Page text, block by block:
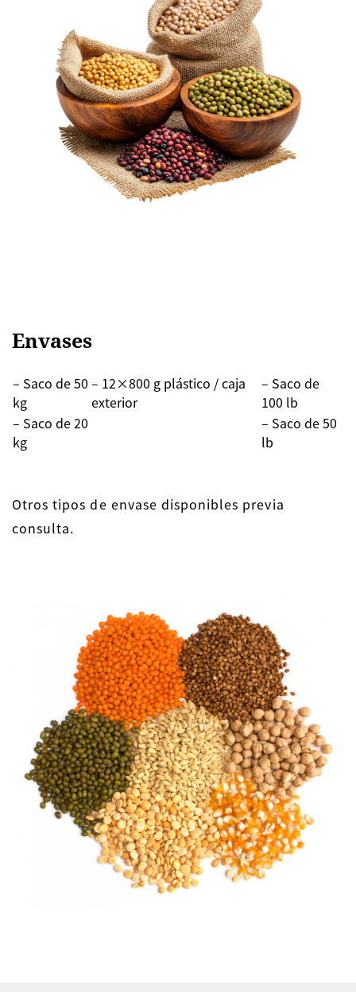
Envases
– Saco de 50
kg
– 12×800 g plástico / caja
exterior
– Saco de
100 lb
– Saco de 20
kg
– Saco de 50
lb
Otros tipos de envase disponibles previa
consulta.